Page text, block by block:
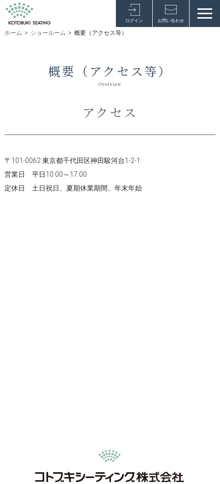
ログイン お問い合わせ
ホーム > ショールーム > 概要（アクセス等）
概要（アクセス等）
Overview
アクセス
〒101-0062 東京都千代田区神田駿河台1-2-1
営業日 平日10:00～17:00
定休日 土日祝日、夏期休業期間、年末年始